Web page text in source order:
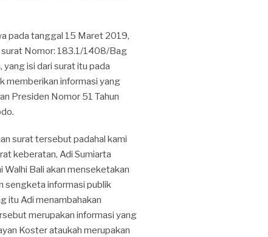
pada tanggal 15 Maret 2019,
surat Nomor: 183.1/1408/Bag
isi dari surat itu pada
memberikan informasi yang
Presiden Nomor 51 Tahun
surat tersebut padahal kami
keberatan, Adi Sumiarta
Walhi Bali akan menseketakan
sengketa informasi publik
itu Adi menambahakan
merupakan informasi yang
Koster ataukah merupakan